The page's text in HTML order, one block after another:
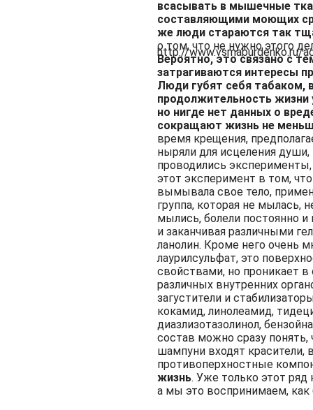
всасывать в мышечные
составляющими моющих
же люди стараются так
о том, что не нужно этого
http://www.vsmaburdenko.ru/
Вероятно, это связано с
затрагиваются интересы
Люди губят себя табаком,
продолжительность жизни
но нигде нет данных о
сокращают жизнь не
время крещения,
ныряли для исцеления
проводились
этот эксперимент в том,
вымывала свое тело,
группа, которая не мылась,
мылись, болели постоянно
и заканчивая различными
ланолин. Кроме него очень
лаурилсульфат, это
свойствами, но проникает
различных внутренних
загустители и
кокамид, линолеамид,
диазлизотазолинол,
состав можно сразу
шампуни входят
противоперхностные
жизнь. Уже только этот ряд
а мы это воспринимаем, как